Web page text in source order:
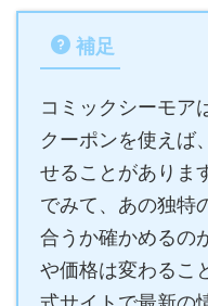
補足
コミックシーモア
クーポンを使えば
せることがありま
でみて、あの独特
合うか確かめるの
や価格は変わるこ